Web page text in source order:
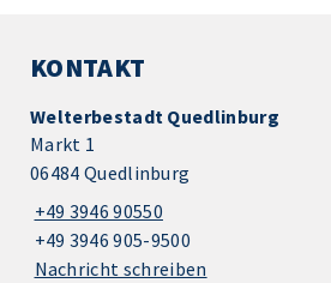
KONTAKT
Welterbestadt Quedlinburg
Markt 1
06484 Quedlinburg
+49 3946 90550
+49 3946 905-9500
Nachricht schreiben